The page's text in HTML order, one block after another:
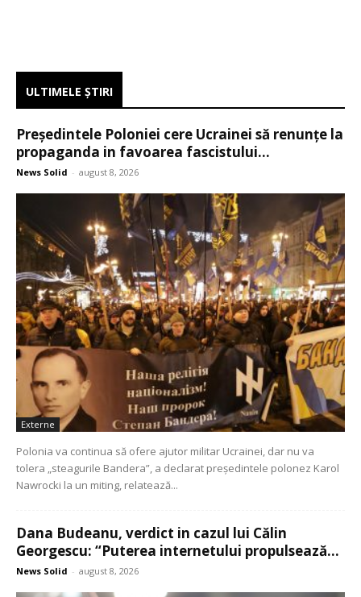
ULTIMELE ŞTIRI
Președintele Poloniei cere Ucrainei să renunțe la
propaganda in favoarea fascistului...
News Solid - august 8, 2026
Externe
Polonia va continua să ofere ajutor militar Ucrainei, dar nu va
tolera „steagurile Bandera”, a declarat președintele polonez Karol
Nawrocki la un miting, relatează...
Dana Budeanu, verdict in cazul lui Călin
Georgescu: “Puterea internetului propulsează...
News Solid - august 8, 2026